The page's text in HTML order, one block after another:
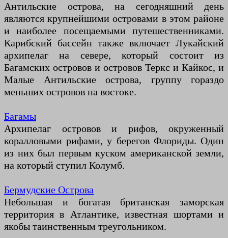
Антильские острова, на сегодняшний день
являются крупнейшими островами в этом районе
и наиболее посещаемыми путешественниками.
Карибский бассейн также включает Лукайский
архипелаг на севере, который состоит из
Багамских островов и островов Теркс и Кайкос, и
Малые Антильские острова, группу гораздо
меньших островов на востоке.
Багамы
Архипелаг островов и рифов, окруженный
коралловыми рифами, у берегов Флориды. Один
из них был первым куском американской земли,
на который ступил Колумб.
Бермудские Острова
Небольшая и богатая британская заморская
территория в Атлантике, известная шортами и
якобы таинственным треугольником.